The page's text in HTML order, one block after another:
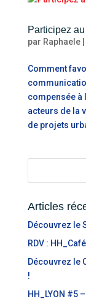
Participez
par Raphaele|
Comment
compensée à
acteurs de la
de projets
Articles
Découvrez le
RDV :
Découvrez le
!
HH_LYON #5